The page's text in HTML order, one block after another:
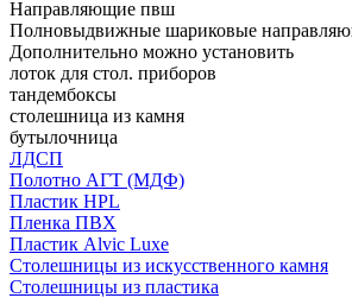
Направляющие пвш
Полновыдвижные шариковые
Дополнительно можно установить
лоток для стол. приборов
тандембоксы
столешница из камня
бутылочница
ЛДСП
Полотно АГТ (МДФ)
Пластик HPL
Пленка ПВХ
Пластик Alvic Luxe
Столешницы из искусственного камня
Столешницы из пластика